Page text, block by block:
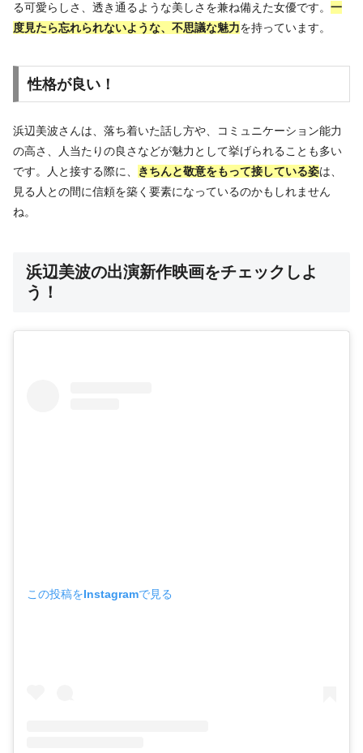
る可愛らしさ、透き通るような美しさを兼ね備えた女優です。 一
度見たら忘れられないような、不思議な魅力を持っています。
性格が良い！
浜辺美波さんは、落ち着いた話し方や、コミュニケーション能力
の高さ、人当たりの良さなどが魅力として挙げられることも多い
です。人と接する際に、
きちんと敬意をもって接している姿は、
見る人との間に信頼を築く要素になっているのかもしれません
ね。
浜辺美波の出演新作映画をチェックしよ
う！
この投稿をInstagramで見る